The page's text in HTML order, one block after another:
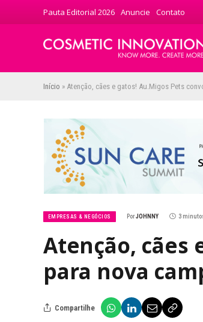
Pauta Editorial 2026 Anuncie Contato
Início » Atenção, cães e gatos! Au.Migos Pets
EMPRESAS & NEGÓCIOS Por JOHNNY 3
Atenção, cães
para nova
Compartilhe